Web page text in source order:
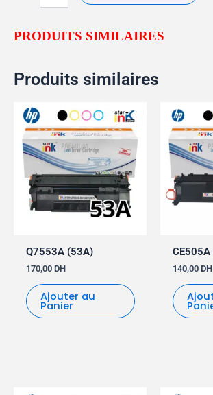
PRODUITS SIMILAIRES
Produits similaires
Q7553A (53A)
170,00 DH
Ajouter au
Panier
140,00 DH